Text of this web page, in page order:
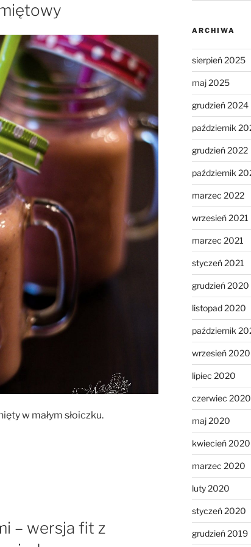
w małym słoiczku.
– wersja fit z
ARCHIWA
sierpień 2025
maj 2025
grudzień 2024
październik
grudzień 2022
październik
marzec 2022
wrzesień 2021
marzec 2021
styczeń 2021
grudzień 2020
listopad 2020
październik
wrzesień 2020
lipiec 2020
czerwiec 2020
maj 2020
kwiecień 2020
marzec 2020
luty 2020
styczeń 2020
grudzień 2019